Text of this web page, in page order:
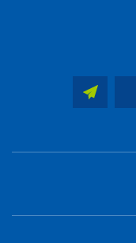
footer